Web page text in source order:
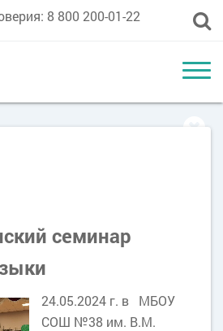
8 800 200-01-22
семинар
24.05.2024 г. в МБОУ
СОШ №38 им. В.М.